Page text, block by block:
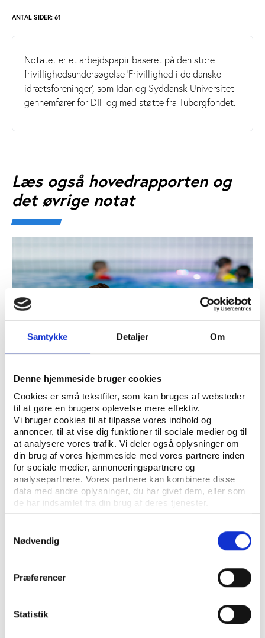
Samtykke Detaljer Om
Denne hjemmeside bruger cookies
Cookies er små tekstfiler, som kan bruges af websteder
til at gøre en brugers oplevelse mere effektiv.
Vi bruger cookies til at tilpasse vores indhold og
annoncer, til at vise dig funktioner til sociale medier og til
at analysere vores trafik. Vi deler også oplysninger om
din brug af vores hjemmeside med vores partnere inden
for sociale medier, annonceringspartnere og
analysepartnere. Vores partnere kan kombinere disse
data med andre oplysninger, du har givet dem, eller som
de har indsamlet fra din brug af deres tjenester.
Nødvendig
Præferencer
Statistik
ANTAL SIDER: 61
Notatet er et arbejdspapir baseret på den store
frivillighedsundersøgelse ’Frivillighed i de danske
idrætsforeninger’, som Idan og Syddansk Universitet
gennemfører for DIF og med støtte fra Tuborgfondet.
Læs også hovedrapporten og
det øvrige notat
Frivilligt arbejde i idrætsforeninger - Forskelle og
ligheder mellem kommunerne